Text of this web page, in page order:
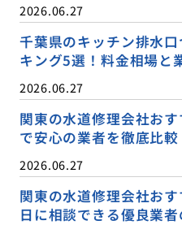
2026.06.27
千葉県のキッチン排水
キング5選！料金相場と
2026.06.27
関東の水道修理会社お
で安心の業者を徹底比較
2026.06.27
関東の水道修理会社お
日に相談できる優良業